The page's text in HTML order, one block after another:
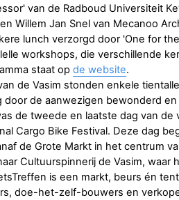
van de Radboud Universiteit
Willem Jan Snel van Mecanoo
lunch verzorgd door 'One for
workshops, die verschillende
staat opde website.
de Vasim stonden enkele
door de aanwezigen bewonderd
de tweede en laatste dag van
Cargo Bike Festival. Deze dag
de Grote Markt in het centrum
Cultuurspinnerij de Vasim, waar
is een markt, beurs én
doe-het-zelf-bouwers en